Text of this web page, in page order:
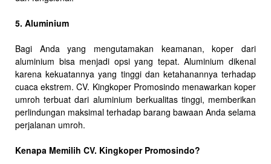
5. Aluminium
Bagi Anda yang mengutamakan keamanan, koper dari
aluminium bisa menjadi opsi yang tepat. Aluminium dikenal
karena kekuatannya yang tinggi dan ketahanannya terhadap
cuaca ekstrem. CV. Kingkoper Promosindo menawarkan koper
umroh terbuat dari aluminium berkualitas tinggi, memberikan
perlindungan maksimal terhadap barang bawaan Anda selama
perjalanan umroh.
Kenapa Memilih CV. Kingkoper Promosindo?